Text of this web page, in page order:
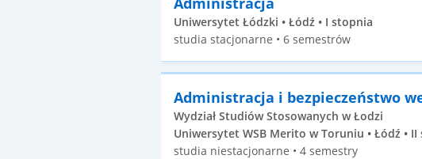
Uniwersytet Łódzki • Łódź • I stopnia
studia stacjonarne • 6 semestrów
Administracja i bezpieczeństwo
Wydział Studiów Stosowanych w Łodzi
Uniwersytet WSB Merito w Toruniu • Łódź •
studia niestacjonarne • 4 semestry